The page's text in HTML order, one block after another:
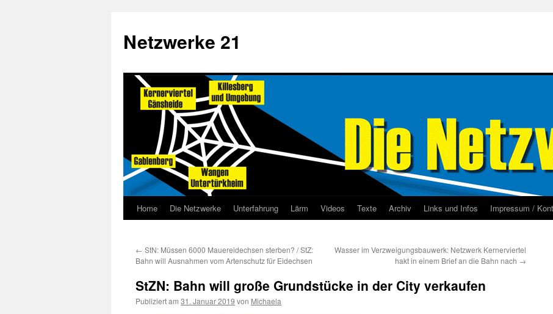
Netzwerke 21
Home Die Netzwerke Unterfahrung Lärm Videos Texte Archiv Links und Infos Impressum /
← StN: Müssen 6000 Mauereidechsen sterben? / StZ:
Bahn will Ausnahmen vom Artenschutz für Eidechsen
Wasser im Verzweigungsbauwerk: Netzwerk Kernerviertel
hakt in einem Brief an die Bahn nach →
StZN: Bahn will große Grundstücke in der City verkaufen
Publiziert am 31. Januar 2019 von Michaela